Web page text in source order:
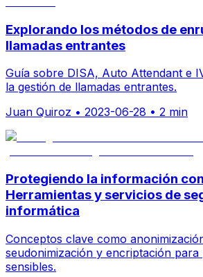
Explorando los métodos de
llamadas entrantes
Guía sobre DISA, Auto Attendant e
la gestión de llamadas entrantes.
Juan Quiroz • 2023-06-28 • 2 min
Protegiendo la información
Herramientas y servicios de
informática
Conceptos clave como
seudonimización y encriptación para
sensibles.